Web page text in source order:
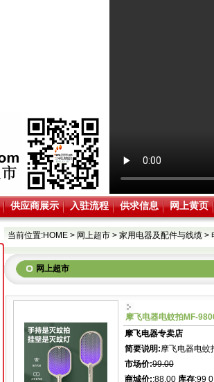
供应商展示 入驻流程 供求信息 网上黄页
当前位置:HOME > 网上超市 > 家用电器及配件与线缆 >
网上超市
摩飞电器电蚊拍MF-
摩飞电器专卖店
简要说明:摩飞电器电蚊
市场价:99.00
商城价::88.00 库存:99 0